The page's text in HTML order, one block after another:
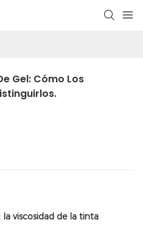
Gel: Cómo Los
viscosidad de la tinta